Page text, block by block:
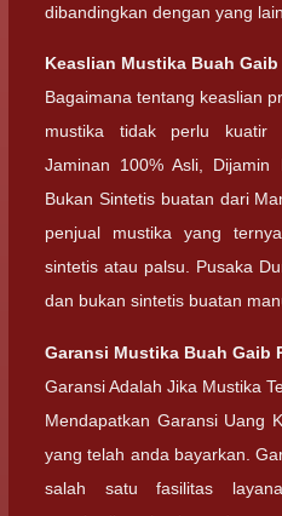
dibandingkan dengan yang
Keaslian Mustika Buah
Bagaimana tentang keaslian
mustika tidak perlu kuatir
Jaminan 100% Asli, Dijamin
Bukan Sintetis buatan dari
penjual mustika yang
sintetis atau palsu. Pusaka
dan bukan sintetis buatan
Garansi Mustika Buah Gaib
Garansi Adalah Jika Mustika
Mendapatkan Garansi Uang
yang telah anda bayarkan.
salah satu fasilitas